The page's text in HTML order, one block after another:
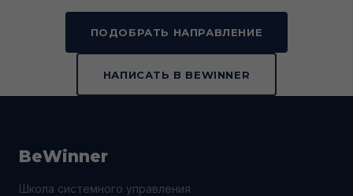
ПОДОБРАТЬ НАПРАВЛЕНИЕ
НАПИСАТЬ В BEWINNER
BeWinner
Школа системного управления